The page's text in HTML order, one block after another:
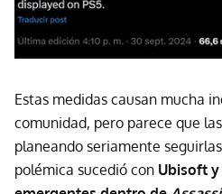
Estas medidas causan mucha
comunidad, pero parece que
planeando seriamente
polémica sucedió con Ubisoft y